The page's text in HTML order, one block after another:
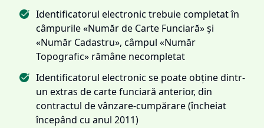
Identificatorul electronic trebuie completat în
câmpurile «Număr de Carte Funciară» și
«Număr Cadastru», câmpul «Număr
Topografic» rămâne necompletat
Identificatorul electronic se poate obține dintr-
un extras de carte funciară anterior, din
contractul de vânzare-cumpărare (încheiat
începând cu anul 2011)